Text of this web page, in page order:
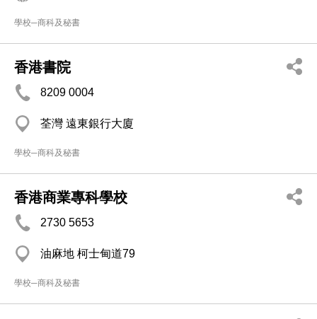
學校─商科及秘書
香港書院
8209 0004
荃灣 遠東銀行大廈
學校─商科及秘書
香港商業專科學校
2730 5653
油麻地 柯士甸道79
學校─商科及秘書